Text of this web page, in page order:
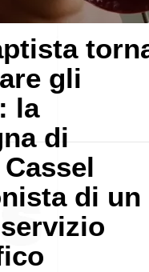
gli
la
di
di un